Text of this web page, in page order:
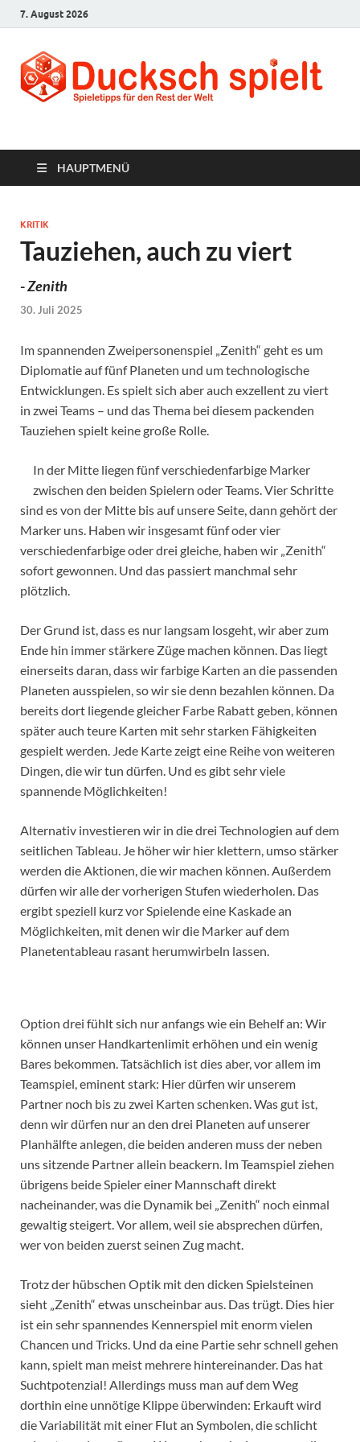
7. August 2026
Ducksch Spielt
HAUPTMENÜ
KRITIK
Tauziehen, auch zu viert
-Zenith
30. Juli 2025
Im spannenden Zweipersonenspiel „Zenith“ geht es um
Diplomatie auf fünf Planeten und um technologische
Entwicklungen. Es spielt sich aber auch exzellent zu viert
in zwei Teams – und das Thema bei diesem packenden
Tauziehen spielt keine große Rolle.
In der Mitte liegen fünf verschiedenfarbige Marker
zwischen den beiden Spielern oder Teams. Vier Schritte
sind es von der Mitte bis auf unsere Seite, dann gehört der
Marker uns. Haben wir insgesamt fünf oder vier
verschiedenfarbige oder drei gleiche, haben wir „Zenith“
sofort gewonnen. Und das passiert manchmal sehr
plötzlich.
Der Grund ist, dass es nur langsam losgeht, wir aber zum
Ende hin immer stärkere Züge machen können. Das liegt
einerseits daran, dass wir farbige Karten an die passenden
Planeten ausspielen, so wir sie denn bezahlen können. Da
bereits dort liegende gleicher Farbe Rabatt geben, können
später auch teure Karten mit sehr starken Fähigkeiten
gespielt werden. Jede Karte zeigt eine Reihe von weiteren
Dingen, die wir tun dürfen. Und es gibt sehr viele
spannende Möglichkeiten!
Alternativ investieren wir in die drei Technologien auf dem
seitlichen Tableau. Je höher wir hier klettern, umso stärker
werden die Aktionen, die wir machen können. Außerdem
dürfen wir alle der vorherigen Stufen wiederholen. Das
ergibt speziell kurz vor Spielende eine Kaskade an
Möglichkeiten, mit denen wir die Marker auf dem
Planetentableau rasant herumwirbeln lassen.
Option drei fühlt sich nur anfangs wie ein Behelf an: Wir
können unser Handkartenlimit erhöhen und ein wenig
Bares bekommen. Tatsächlich ist dies aber, vor allem im
Teamspiel, eminent stark: Hier dürfen wir unserem
Partner noch bis zu zwei Karten schenken. Was gut ist,
denn wir dürfen nur an den drei Planeten auf unserer
Planhälfte anlegen, die beiden anderen muss der neben
uns sitzende Partner allein beackern. Im Teamspiel ziehen
übrigens beide Spieler einer Mannschaft direkt
nacheinander, was die Dynamik bei „Zenith“ noch einmal
gewaltig steigert. Vor allem, weil sie absprechen dürfen,
wer von beiden zuerst seinen Zug macht.
Trotz der hübschen Optik mit den dicken Spielsteinen
sieht „Zenith“ etwas unscheinbar aus. Das trügt. Dies hier
ist ein sehr spannendes Kennerspiel mit enorm vielen
Chancen und Tricks. Und da eine Partie sehr schnell gehen
kann, spielt man meist mehrere hintereinander. Das hat
Suchtpotenzial! Allerdings muss man auf dem Weg
dorthin eine unnötige Klippe überwinden: Erkauft wird
die Variabilität mit einer Flut an Symbolen, die schlicht